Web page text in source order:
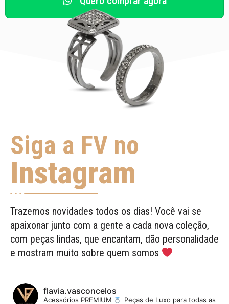
Siga a FV no
Instagram
Trazemos novidades todos os dias! Você vai se
apaixonar junto com a gente a cada nova coleção,
com peças lindas, que encantam, dão personalidade
e mostram muito sobre quem somos
flavia.vasconcelos
Acessórios PREMIUM Peças de Luxo para todas as